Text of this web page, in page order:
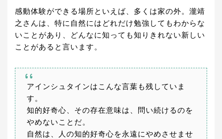
感動体験ができる場所といえば、多くは家の外。瀧靖
之さんは、特に自然にはどれだけ勉強してもわからな
いことがあり、どんなに知っても知りきれない新しい
ことがあると言います。
アインシュタインはこんな言葉も残していま
す。
知的好奇心、その存在意味は、問い続けるのを
やめないことだ。
自然は、人の知的好奇心を永遠にやめさせませ